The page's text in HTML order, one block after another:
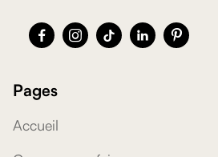
    
Pages
Accueil